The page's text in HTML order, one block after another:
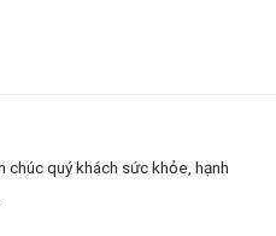
chúc quý khách sức khỏe, hạnh